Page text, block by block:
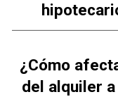
¿Cómo
del alquiler